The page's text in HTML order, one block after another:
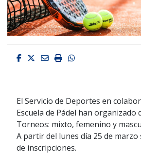
Facebook
Twitter
EmailImprimirWhatsapp
El Servicio de Deportes en
Escuela de Pádel han organizado
Torneos: mixto, femenino y
A partir del lunes día 25 de marzo
de inscripciones.